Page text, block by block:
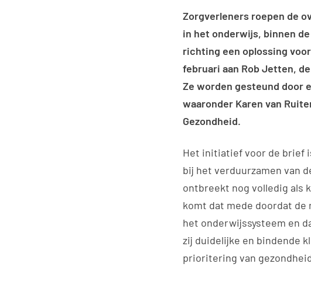
Zorgverleners roepen de
in het onderwijs, binnen
richting een oplossing
februari aan Rob Jetten,
Ze worden gesteund door
waaronder Karen van
Gezondheid.
Het initiatief voor de brief
bij het verduurzamen van
ontbreekt nog volledig als
komt dat mede doordat
het onderwijssysteem en
zij duidelijke en bindende
prioritering van